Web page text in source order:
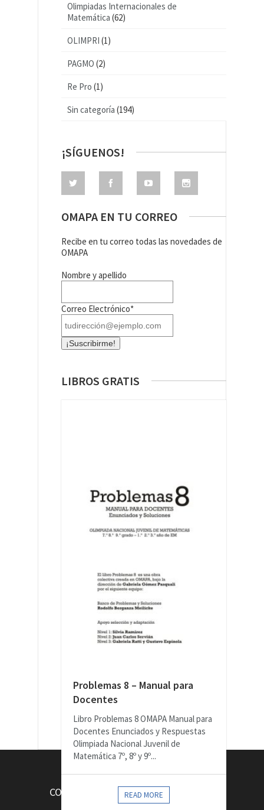
Olimpiadas Internacionales de
Matemática (62)
OLIMPRI (1)
PAGMO (2)
Re Pro (1)
Sin categoría (194)
¡SÍGUENOS!
OMAPA EN TU CORREO
Recibe en tu correo todas las novedades de
OMAPA
Nombre y apellido
Correo Electrónico*
LIBROS GRATIS
Problemas 8 – Manual para
Docentes
Libro Problemas 8 OMAPA Manual para
Docentes Enunciados y Respuestas
Olimpiada Nacional Juvenil de
Matemática 7º, 8º y 9º...
READ MORE
CONTACTOS